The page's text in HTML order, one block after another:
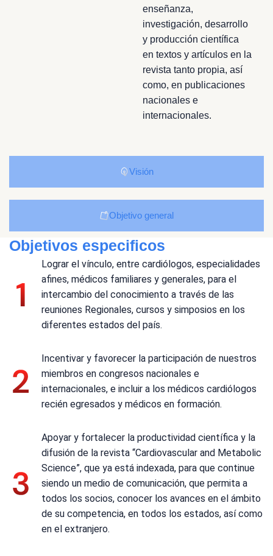
Visión
Objetivo general
enseñanza,
investigación, desarrollo
y producción científica
en textos y artículos en la
revista tanto propia, así
como, en publicaciones
nacionales e
internacionales.
Objetivos especificos
Lograr el vínculo, entre cardiólogos, especialidades
afines, médicos familiares y generales, para el
intercambio del conocimiento a través de las
reuniones Regionales, cursos y simposios en los
diferentes estados del país.
Incentivar y favorecer la participación de nuestros
miembros en congresos nacionales e
internacionales, e incluir a los médicos cardiólogos
recién egresados y médicos en formación.
Apoyar y fortalecer la productividad científica y la
difusión de la revista “Cardiovascular and Metabolic
Science”, que ya está indexada, para que continue
siendo un medio de comunicación, que permita a
todos los socios, conocer los avances en el ámbito
de su competencia, en todos los estados, así como
en el extranjero.